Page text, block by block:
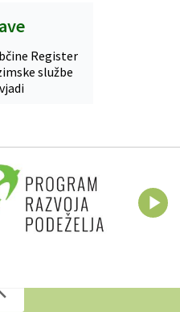
Register
službe